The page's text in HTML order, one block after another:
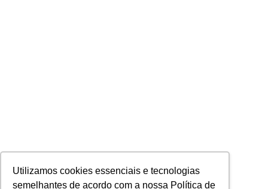
Utilizamos cookies essenciais e tecnologias
semelhantes de acordo com a nossa Política de